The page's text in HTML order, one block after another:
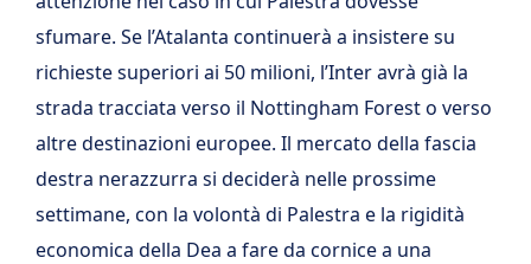
sfumare. Se l’Atalanta continuerà a insistere su
richieste superiori ai 50 milioni, l’Inter avrà già la
strada tracciata verso il Nottingham Forest o verso
altre destinazioni europee. Il mercato della fascia
destra nerazzurra si deciderà nelle prossime
settimane, con la volontà di Palestra e la rigidità
economica della Dea a fare da cornice a una